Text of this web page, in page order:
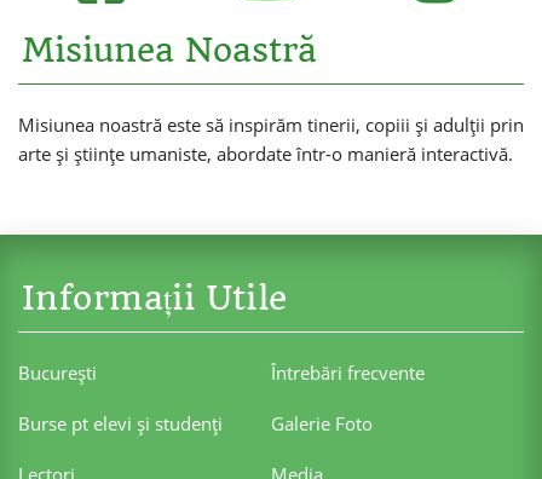
Misiunea Noastră
Misiunea noastră este să inspirăm tinerii, copiii și adulții prin
arte și științe umaniste, abordate într-o manieră interactivă.
Informații Utile
Bucureşti Întrebări frecvente
Burse pt elevi şi studenţi Galerie Foto